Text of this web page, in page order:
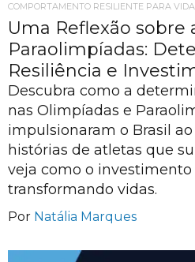
COMPORTAMENTO RESILIENTE PARA
Uma Reflexão sobre
Paraolimpíadas:
Resiliência e
Descubra como a
nas Olimpíadas e
impulsionaram o Brasil ao
histórias de atletas que
veja como o investimento
transformando vidas.
Por Natália Marques